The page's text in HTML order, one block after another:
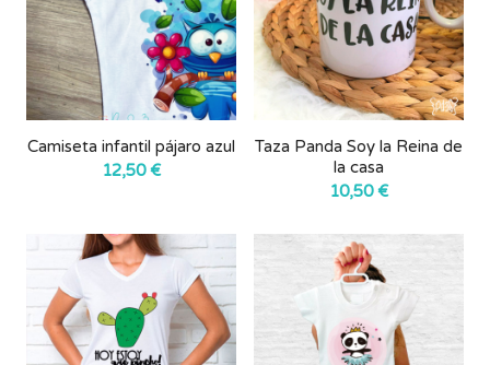
Camiseta infantil pájaro azul
12,50€
Taza Panda Soy la Reina de
la casa
10,50€